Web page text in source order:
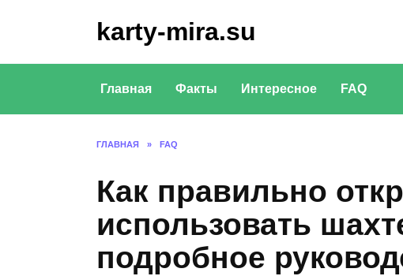
karty-mira.su
Главная Факты Интересное FAQ
ГЛАВНАЯ » FAQ
Как правильно
использовать
подробное